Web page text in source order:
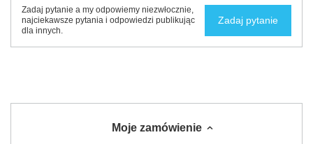
Zadaj pytanie a my odpowiemy niezwłocznie,
najciekawsze pytania i odpowiedzi publikując
dla innych.
Zadaj pytanie
Moje zamówienie